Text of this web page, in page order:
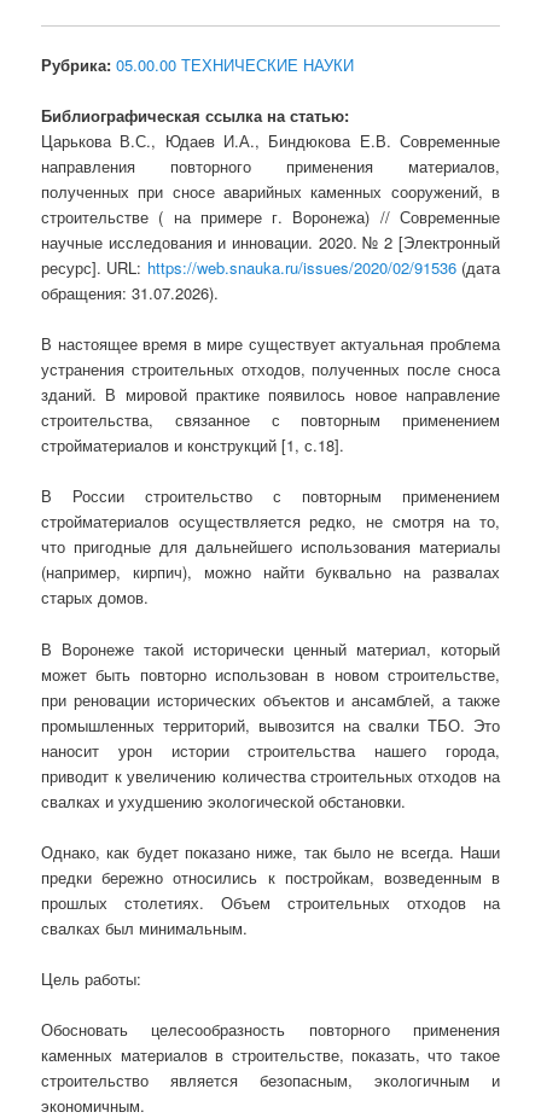
Рубрика: 05.00.00 ТЕХНИЧЕСКИЕ НАУКИ
Библиографическая ссылка на статью:
Царькова В.С., Юдаев И.А., Биндюкова Е.В. Современные
направления повторного применения материалов,
полученных при сносе аварийных каменных сооружений, в
строительстве ( на примере г. Воронежа) // Современные
научные исследования и инновации. 2020. № 2 [Электронный
ресурс]. URL: https://web.snauka.ru/issues/2020/02/91536(дата
обращения: 31.07.2026).
В настоящее время в мире существует актуальная проблема
устранения строительных отходов, полученных после сноса
зданий. В мировой практике появилось новое направление
строительства, связанное с повторным применением
стройматериалов и конструкций [1, с.18].
В России строительство с повторным применением
стройматериалов осуществляется редко, не смотря на то,
что пригодные для дальнейшего использования материалы
(например, кирпич), можно найти буквально на развалах
старых домов.
В Воронеже такой исторически ценный материал, который
может быть повторно использован в новом строительстве,
при реновации исторических объектов и ансамблей, а также
промышленных территорий, вывозится на свалки ТБО. Это
наносит урон истории строительства нашего города,
приводит к увеличению количества строительных отходов на
свалках и ухудшению экологической обстановки.
Однако, как будет показано ниже, так было не всегда. Наши
предки бережно относились к постройкам, возведенным в
прошлых столетиях. Объем строительных отходов на
свалках был минимальным.
Цель работы:
Обосновать целесообразность повторного применения
каменных материалов в строительстве, показать, что такое
строительство является безопасным, экологичным и
экономичным.